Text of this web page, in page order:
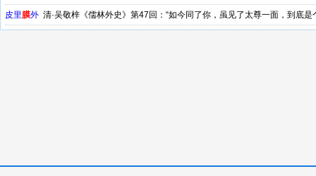
皮里膜外 清·吴敬梓《儒林外史》第47回：“如今同了你，虽见了太尊一面，到底